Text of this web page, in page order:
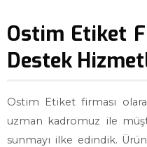
Ostim Etiket
Destek
Ostim Etiket firması
uzman kadromuz ile
sunmayı ilke edindik.